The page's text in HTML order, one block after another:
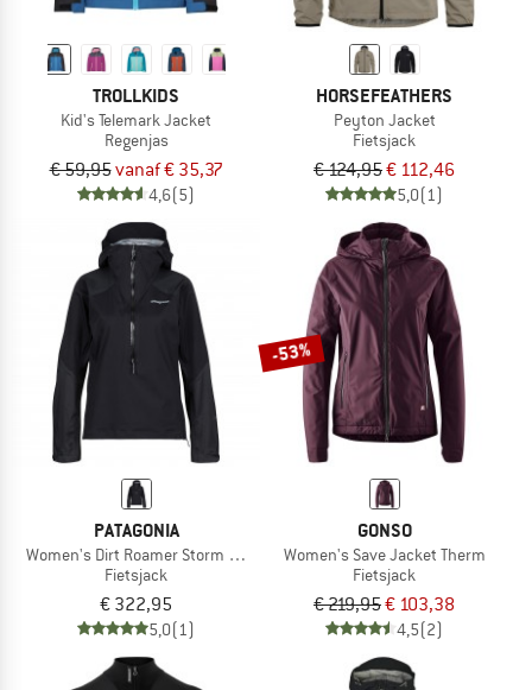
TROLLKIDS
Kid's Telemark Jacket
Regenjas
€ 59,95vanaf € 35,37
4,6(5)
HORSEFEATHERS
Peyton Jacket
Fietsjack
€ 124,95€ 112,46
5,0(1)
PATAGONIA
Women's Dirt Roamer Storm Jacket
Fietsjack
€ 322,95
5,0(1)
-53%
GONSO
Women's Save Jacket Therm
Fietsjack
€ 219,95€ 103,38
4,5(2)